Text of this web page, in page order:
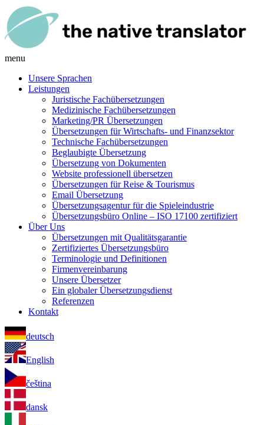
menu
Unsere Sprachen
Leistungen
Juristische Fachübersetzungen
Medizinische Fachübersetzungen
Marketing/PR Übersetzungen
Übersetzungen für Wirtschafts- und Finanzsektor
Technische Fachübersetzungen
Beglaubigte Übersetzung
Übersetzung von Dokumenten
Website professionell übersetzen
Übersetzungen für Reise & Tourismus
Email Übersetzung
Übersetzungsagentur für die Spieleindustrie
Übersetzungsbüro Online – ISO 17100 zertifiziert
Über Uns
Übersetzungen mit Qualitätsgarantie
Zertifiziertes Übersetzungsbüro
Terminologie und Definitionen
Firmenvereinbarung
Unsere Übersetzer
Ein globaler Übersetzungsdienst
Referenzen
Kontakt
deutsch
English
čeština
dansk